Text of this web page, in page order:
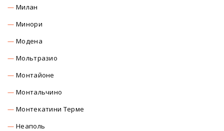
Милан
Минори
Модена
Мольтразио
Монтайоне
Монтальчино
Монтекатини Терме
Неаполь